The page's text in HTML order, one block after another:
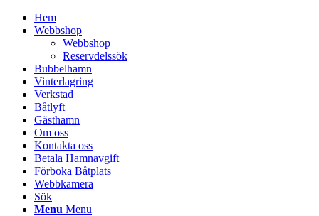
Hem
Webbshop
Webbshop
Reservdelssök
Bubbelhamn
Vinterlagring
Verkstad
Båtlyft
Gästhamn
Om oss
Kontakta oss
Betala Hamnavgift
Förboka Båtplats
Webbkamera
Sök
Menu Menu